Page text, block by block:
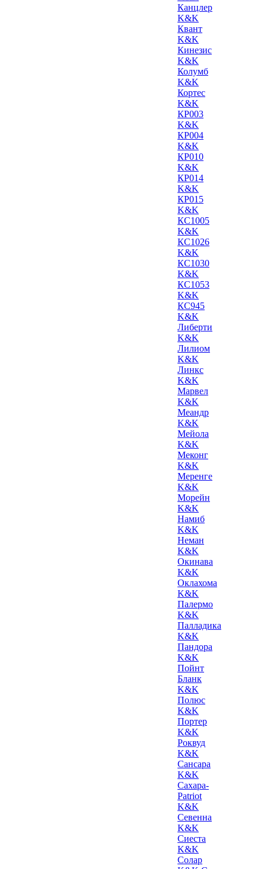
Канцлер
K&K
Квант
K&K
Кинезис
K&K
Колумб
K&K
Кортес
K&K
КР003
K&K
КР004
K&K
КР010
K&K
КР014
K&K
КР015
K&K
КС1005
K&K
КС1026
K&K
КС1030
K&K
КС1053
K&K
КС945
K&K
Либерти
K&K
Лилиом
K&K
Линкс
K&K
Марвел
K&K
Меандр
K&K
Мейола
K&K
Меконг
K&K
Меренге
K&K
Морейн
K&K
Намиб
K&K
Неман
K&K
Окинава
K&K
Оклахома
K&K
Палермо
K&K
Палладика
K&K
Пандора
K&K
Пойнт
Бланк
K&K
Полюс
K&K
Портер
K&K
Роквуд
K&K
Сансара
K&K
Сахара-
Patriot
K&K
Севенна
K&K
Сиеста
K&K
Солар